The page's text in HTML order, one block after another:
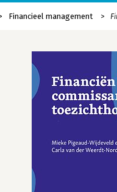
Financieel management